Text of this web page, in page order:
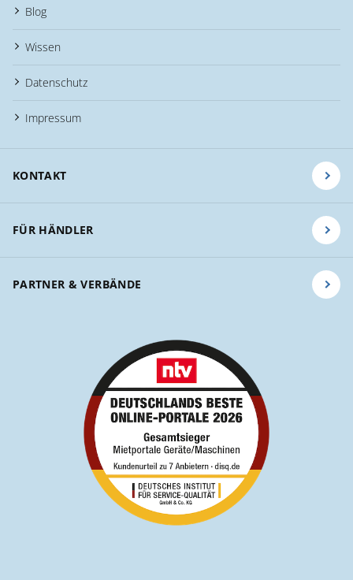
Blog
Wissen
Datenschutz
Impressum
KONTAKT
FÜR HÄNDLER
PARTNER & VERBÄNDE